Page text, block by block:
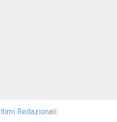
Redazionali